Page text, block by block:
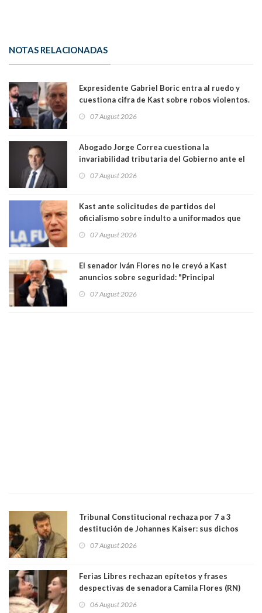
NOTAS RELACIONADAS
Expresidente Gabriel Boric entra al ruedo y
cuestiona cifra de Kast sobre robos violentos.
07 August 2026
Abogado Jorge Correa cuestiona la
invariabilidad tributaria del Gobierno ante el
democracia” y "defendemos la alternancia en el
07 August 2026
Kast ante solicitudes de partidos del
oficialismo sobre indulto a uniformados que
07 August 2026
El senador Iván Flores no le creyó a Kast
anuncios sobre seguridad: "Principal
perseguir ruta del dinero y levantar secreto
07 August 2026
Tribunal Constitucional rechaza por 7 a 3
destitución de Johannes Kaiser: sus dichos
justicia constitucional porque no es diputado
07 August 2026
Ferias Libres rechazan epítetos y frases
despectivas de senadora Camila Flores (RN)
06 August 2026